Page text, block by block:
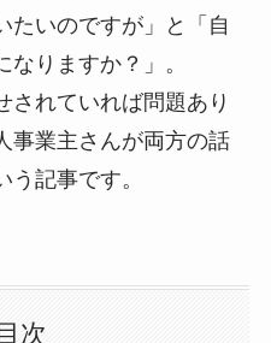
たいのですが」と「自
りますか？」。
されていれば問題あり
事業主さんが両方の話
記事です。
目次